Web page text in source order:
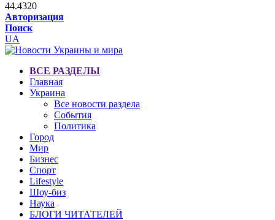
44.4320
Авторизация
Поиск
UA
ВСЕ РАЗДЕЛЫ
Главная
Украина
Все новости раздела
События
Политика
Город
Мир
Бизнес
Спорт
Lifestyle
Шоу-биз
Наука
БЛОГИ ЧИТАТЕЛЕЙ